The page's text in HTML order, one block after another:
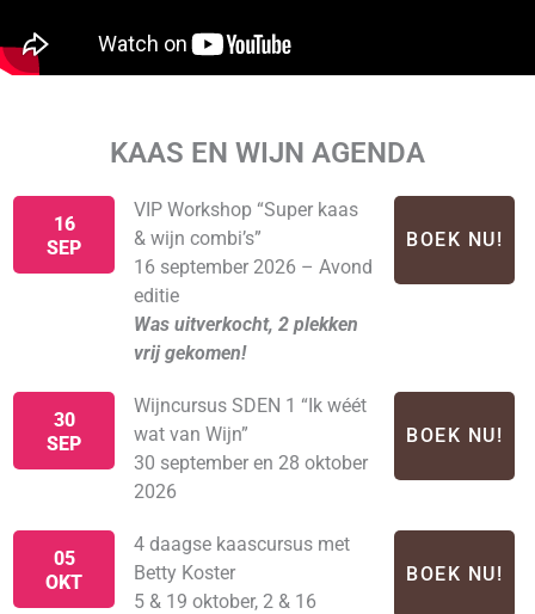
KAAS EN WIJN AGENDA
16
SEP
VIP Workshop “Super kaas
& wijn combi’s”
16 september 2026 – Avond
editie
Was uitverkocht, 2 plekken
vrij gekomen!
BOEK NU!
30
SEP
Wijncursus SDEN 1 “Ik wéét
wat van Wijn”
30 september en 28 oktober
2026
BOEK NU!
05
OKT
4 daagse kaascursus met
Betty Koster
5 & 19 oktober, 2 & 16
BOEK NU!